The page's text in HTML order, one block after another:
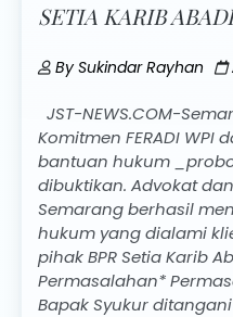
SETIA KARIB ABADI
BySukindar Rayhan
JST-NEWS.COM-
Komitmen FERADI WPI
bantuan hukum
dibuktikan. Advokat
Semarang berhasil
hukum yang dialami
pihak BPR Setia Karib
Permasalahan*
Bapak Syukur